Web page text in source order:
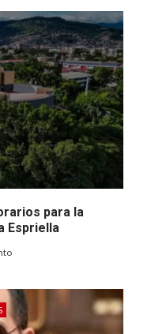
para la
Espriella